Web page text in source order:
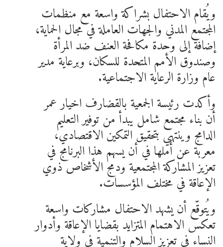
ويُقام الاحتفال بشراكة واسعة مع منظمات
المجتمع المدني والجهات العاملة في مجال الحماية،
إضافة إلى وحدة مكافحة العنف ضد المرأة
وصندوق الأمم المتحدة للسكان، وبرعاية مدير
عام وزارة الرعاية الاجتماعية.
وأكدت رئيسة الجمعية بالقضارف اخيار عمر
أن بناء مجتمع شامل يبدأ من توفير التعليم
الدامج وينتهي بتحقيق التمكين الاقتصادي،
معربة عن أملها في أن يسهم هذا البرنامج في
تعزيز المشاركة المجتمعية ودمج الأشخاص ذوي
الإعاقة في مختلف المؤسسات.
ويُتوقّع أن يشهد الاحتفال مشاركات واسعة
تعكس الاهتمام المتزايد بقضايا الإعاقة وأدوار
النساء في تعزيز السلام والتنمية في ولاية